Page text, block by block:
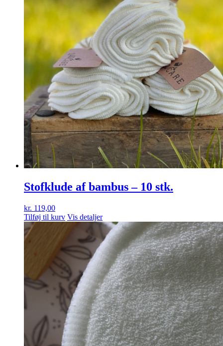
Stofklude af bambus – 10 stk.
kr. 119,00
Tilføj til kurv Vis detaljer